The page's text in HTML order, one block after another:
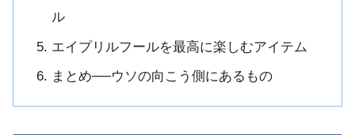
ル
エイプリルフールを最高に楽しむアイテム
まとめ──ウソの向こう側にあるもの